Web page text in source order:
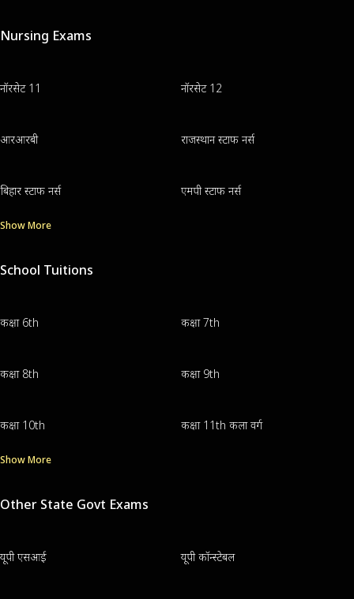
Nursing Exams
नॉरसेट 11 नॉरसेट 12
आरआरबी राजस्थान स्टाफ नर्स
बिहार स्टाफ नर्स एमपी स्टाफ नर्स
Show More
School Tuitions
कक्षा 6th कक्षा 7th
कक्षा 8th कक्षा 9th
कक्षा 10th कक्षा 11th कला वर्ग
Show More
Other State Govt Exams
यूपी एसआई यूपी कॉन्स्टेबल